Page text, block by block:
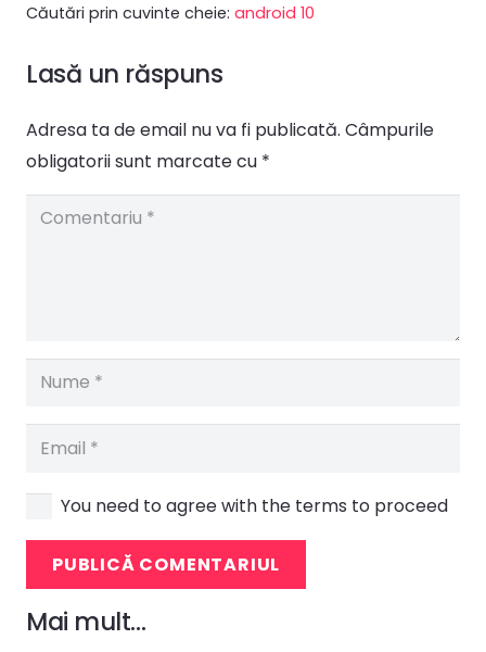
Căutări prin cuvinte cheie: android 10
Lasă un răspuns
Adresa ta de email nu va fi publicată. Câmpurile
obligatorii sunt marcate cu *
You need to agree with the terms to proceed
PUBLICĂ COMENTARIUL
Mai mult…